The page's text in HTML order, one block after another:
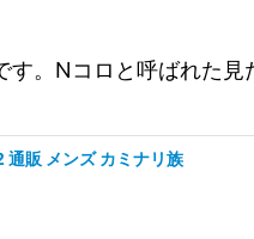
。Nコロと呼ばれた
販 メンズ カミナリ族